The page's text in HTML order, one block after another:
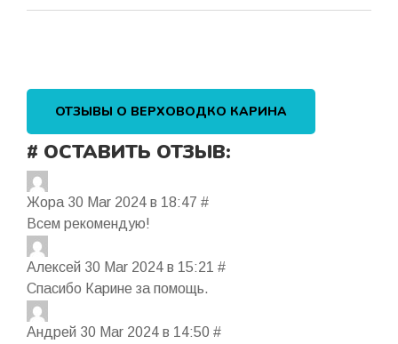
ОТЗЫВЫ О ВЕРХОВОДКО КАРИНА
# ОСТАВИТЬ ОТЗЫВ:
Жора 30 Mar 2024 в 18:47 #
Всем рекомендую!
Алексей 30 Mar 2024 в 15:21 #
Спасибо Карине за помощь.
Андрей 30 Mar 2024 в 14:50 #